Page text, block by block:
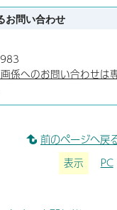
お問い合わせ
係へのお問い合わせは
前のページへ戻
表示 PC